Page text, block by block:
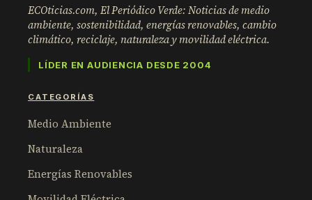
ECOticias.com, El Periódico Verde: Noticias de medio
ambiente, sostenibilidad, energías renovables, cambio
climático, reciclaje, naturaleza y movilidad eléctrica.
LÍDER EN AUDIENCIA DESDE 2004
CATEGORÍAS
Medio Ambiente
Naturaleza
Energías Renovables